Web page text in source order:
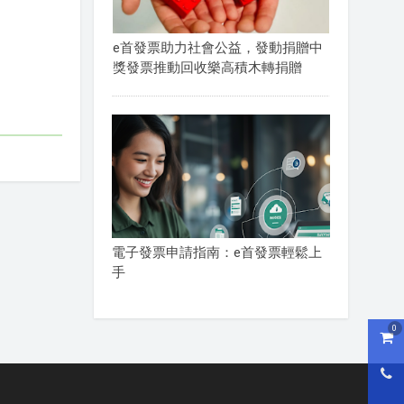
購
0
e首發票助力社會公益，發動捐贈中
獎發票推動回收樂高積木轉捐贈
電子發票申請指南：e首發票輕鬆上
手